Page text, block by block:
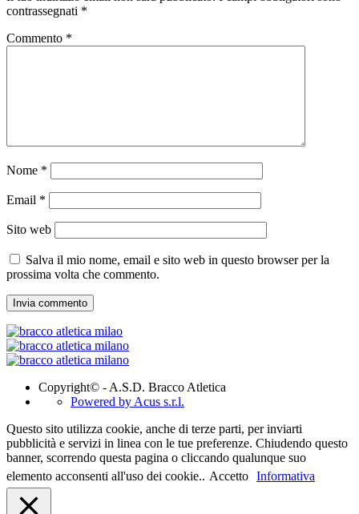
contrassegnati *
Commento *
Nome *
Email *
Sito web
Salva il mio nome, email e sito web in questo browser per la
prossima volta che commento.
Copyright© - A.S.D. Bracco Atletica
Powered by Acus s.r.l.
Questo sito utilizza cookie, anche di terze parti, per inviarti
pubblicità e servizi in linea con le tue preferenze. Chiudendo questo
banner, scorrendo questa pagina o cliccando qualunque suo
elemento acconsenti all'uso dei cookie.. Accetto Informativa